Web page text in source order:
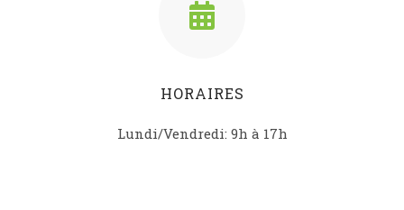
HORAIRES
Lundi/Vendredi: 9h à 17h